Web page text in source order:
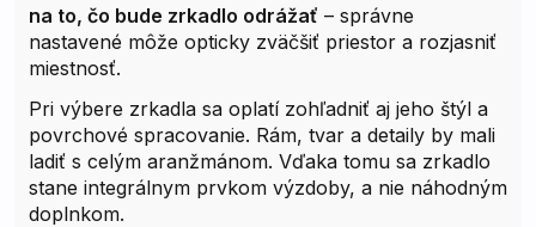
na to, čo bude zrkadlo odrážať – správne
nastavené môže opticky zväčšiť priestor a rozjasniť
miestnosť.
Pri výbere zrkadla sa oplatí zohľadniť aj jeho štýl a
povrchové spracovanie. Rám, tvar a detaily by mali
ladiť s celým aranžmánom. Vďaka tomu sa zrkadlo
stane integrálnym prvkom výzdoby, a nie náhodným
doplnkom.